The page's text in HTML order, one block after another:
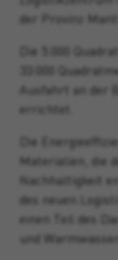
der Provinz
Die 5.000
33.000
Ausfahrt an der
errichtet.
Die
Materialien, die
Nachhaltigkeit
des neuen
einen Teil des
und